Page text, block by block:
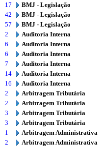
17
BMJ - Legislação
42
BMJ - Legislação
57
BMJ - Legislação
2
Auditoria Interna
6
Auditoria Interna
6
Auditoria Interna
7
Auditoria Interna
14
Auditoria Interna
16
Auditoria Interna
2
Arbitragem Tributária
2
Arbitragem Tributária
3
Arbitragem Tributária
3
Arbitragem Tributária
1
Arbitragem Administrativa
2
Arbitragem Administrativa